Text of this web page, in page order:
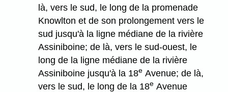
là, vers le sud, le long de la promenade
Knowlton et de son prolongement vers le
sud jusqu'à la ligne médiane de la rivière
Assiniboine; de là, vers le sud-ouest, le
long de la ligne médiane de la rivière
Assiniboine jusqu'à la 18e Avenue; de là,
vers le sud, le long de la 18e Avenue